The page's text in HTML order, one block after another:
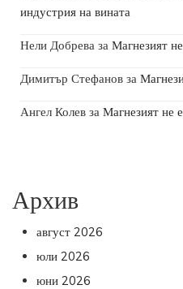
индустрия на вината
Нели Добрева за Магнезият
Димитър Стефанов за
Ангел Колев за Магнезият не
Архив
август 2026
юли 2026
юни 2026